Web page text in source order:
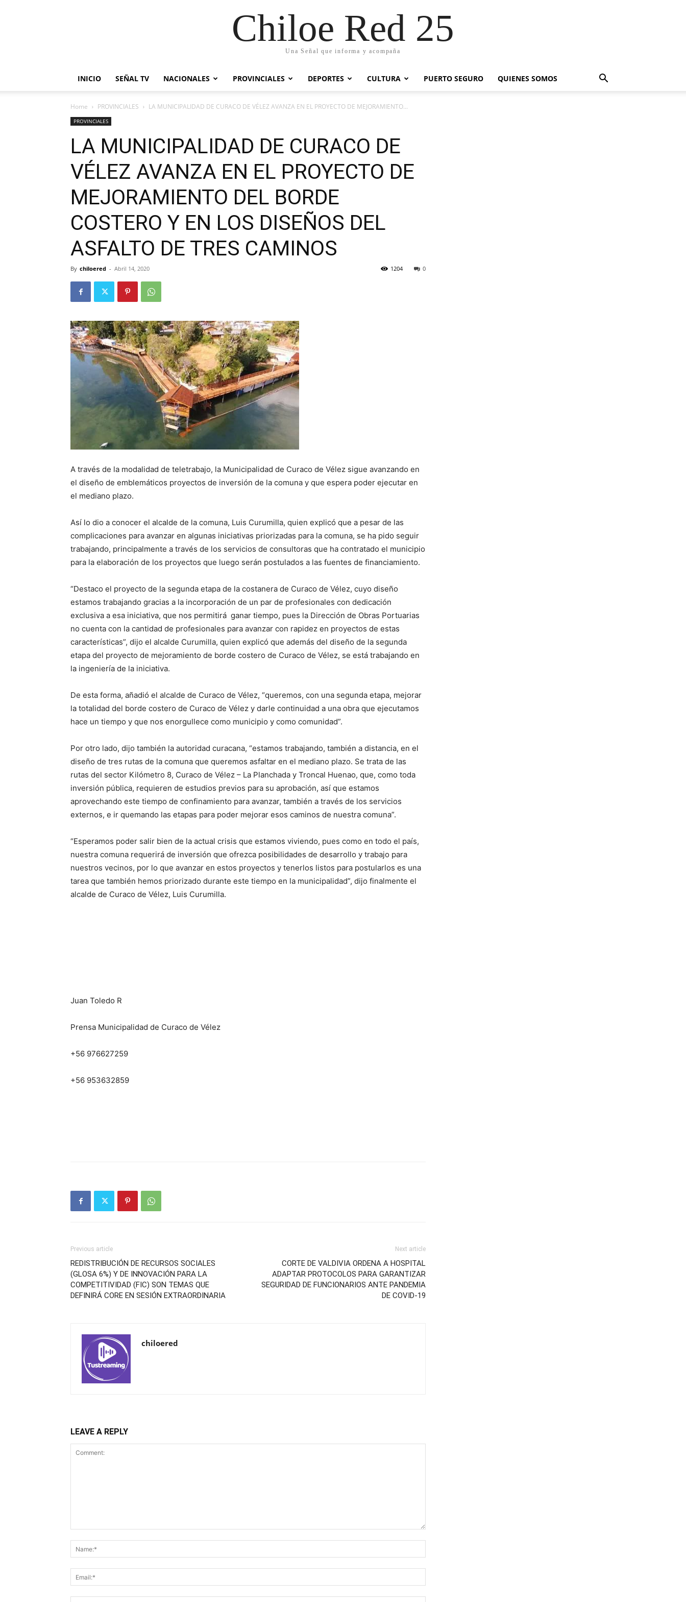
Chiloe Red 25
Una Señal que informa y acompaña
INICIO SEÑAL TV NACIONALES PROVINCIALES DEPORTES CULTURA PUERTO SEGURO QUIENES SOMOS
Home PROVINCIALES LA MUNICIPALIDAD DE CURACO DE VÉLEZ AVANZA EN EL PROYECTO DE MEJORAMIENTO...
PROVINCIALES
LA MUNICIPALIDAD DE CURACO DE
VÉLEZ AVANZA EN EL PROYECTO DE
MEJORAMIENTO DEL BORDE
COSTERO Y EN LOS DISEÑOS DEL
ASFALTO DE TRES CAMINOS
By chiloered - Abril 14, 2020 0
1204
A través de la modalidad de teletrabajo, la Municipalidad de Curaco de Vélez sigue avanzando en
el diseño de emblemáticos proyectos de inversión de la comuna y que espera poder ejecutar en
el mediano plazo.
Así lo dio a conocer el alcalde de la comuna, Luis Curumilla, quien explicó que a pesar de las
complicaciones para avanzar en algunas iniciativas priorizadas para la comuna, se ha pido seguir
trabajando, principalmente a través de los servicios de consultoras que ha contratado el municipio
para la elaboración de los proyectos que luego serán postulados a las fuentes de financiamiento.
“Destaco el proyecto de la segunda etapa de la costanera de Curaco de Vélez, cuyo diseño
estamos trabajando gracias a la incorporación de un par de profesionales con dedicación
exclusiva a esa iniciativa, que nos permitirá ganar tiempo, pues la Dirección de Obras Portuarias
no cuenta con la cantidad de profesionales para avanzar con rapidez en proyectos de estas
características”, dijo el alcalde Curumilla, quien explicó que además del diseño de la segunda
etapa del proyecto de mejoramiento de borde costero de Curaco de Vélez, se está trabajando en
la ingeniería de la iniciativa.
De esta forma, añadió el alcalde de Curaco de Vélez, “queremos, con una segunda etapa, mejorar
la totalidad del borde costero de Curaco de Vélez y darle continuidad a una obra que ejecutamos
hace un tiempo y que nos enorgullece como municipio y como comunidad”.
Por otro lado, dijo también la autoridad curacana, “estamos trabajando, también a distancia, en el
diseño de tres rutas de la comuna que queremos asfaltar en el mediano plazo. Se trata de las
rutas del sector Kilómetro 8, Curaco de Vélez – La Planchada y Troncal Huenao, que, como toda
inversión pública, requieren de estudios previos para su aprobación, así que estamos
aprovechando este tiempo de confinamiento para avanzar, también a través de los servicios
externos, e ir quemando las etapas para poder mejorar esos caminos de nuestra comuna”.
“Esperamos poder salir bien de la actual crisis que estamos viviendo, pues como en todo el país,
nuestra comuna requerirá de inversión que ofrezca posibilidades de desarrollo y trabajo para
nuestros vecinos, por lo que avanzar en estos proyectos y tenerlos listos para postularlos es una
tarea que también hemos priorizado durante este tiempo en la municipalidad”, dijo finalmente el
alcalde de Curaco de Vélez, Luis Curumilla.
Juan Toledo R
Prensa Municipalidad de Curaco de Vélez
+56 976627259
+56 953632859
Previous article
REDISTRIBUCIÓN DE RECURSOS SOCIALES
(GLOSA 6%) Y DE INNOVACIÓN PARA LA
COMPETITIVIDAD (FIC) SON TEMAS QUE
DEFINIRÁ CORE EN SESIÓN EXTRAORDINARIA
Next article
CORTE DE VALDIVIA ORDENA A HOSPITAL
ADAPTAR PROTOCOLOS PARA GARANTIZAR
SEGURIDAD DE FUNCIONARIOS ANTE PANDEMIA
DE COVID-19
chiloered
LEAVE A REPLY